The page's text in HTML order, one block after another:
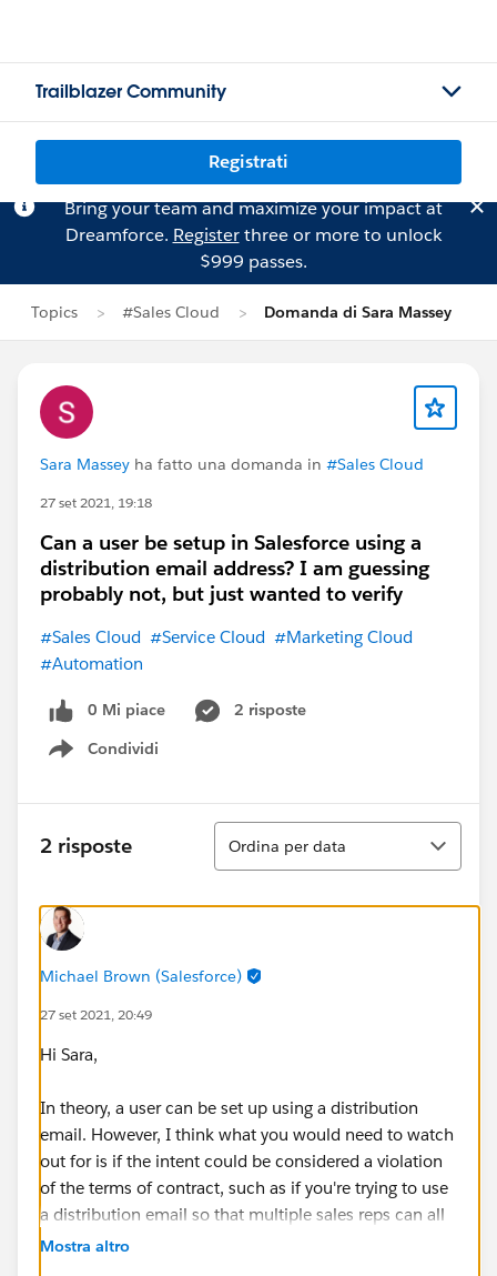
Trailblazer Community
Registrati
Bring your team and maximize your impact at
Dreamforce. Registerthree or more to unlock
$999 passes.
Topics #Sales Cloud Domanda di Sara Massey
Sara Massey ha fatto una domanda in #Sales Cloud
27 set 2021, 19:18
Can a user be setup in Salesforce using a
distribution email address? I am guessing
probably not, but just wanted to verify
#Sales Cloud #Service Cloud #Marketing Cloud
#Automation
0 Mi piace
2 risposte
Condividi
Show menu
2 risposte
Ordina
Ordina per data
Michael Brown (Salesforce)
27 set 2021, 20:49
Hi Sara,
In theory, a user can be set up using a distribution
email. However, I think what you would need to watch
out for is if the intent could be considered a violation
of the terms of contract, such as if you're trying to use
a distribution email so that multiple sales reps can all
login on the same license.
Mostra altro